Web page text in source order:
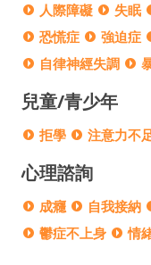
人際障礙 失眠
恐慌症
強迫症
自律神經失調
兒童/青少年
拒學 注意力不
心理諮詢
成癮 自我接納
鬱症不上身
情